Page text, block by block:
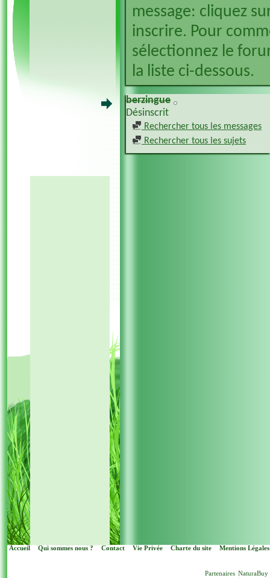
message: cliquez
inscrire. Pour
sélectionnez le
la liste ci-dessous.
berzingue
Désinscrit
Rechercher tous les messages
Rechercher tous les sujets
Accueil Qui sommes nous ? Contact Vie Privée Charte du site Mentions Légales
Partenaires NaturaBuy